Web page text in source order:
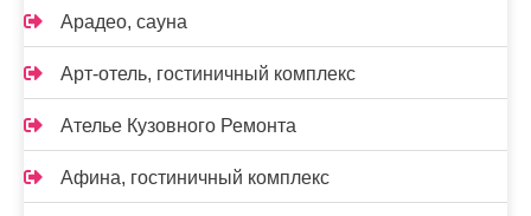
Арадео, сауна
Арт-отель, гостиничный комплекс
Ателье Кузовного Ремонта
Афина, гостиничный комплекс